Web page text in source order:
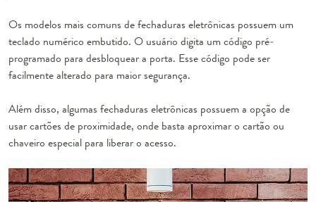
Os modelos mais comuns de fechaduras eletrônicas possuem um
teclado numérico embutido. O usuário digita um código pré-
programado para desbloquear a porta. Esse código pode ser
facilmente alterado para maior segurança.
Além disso, algumas fechaduras eletrônicas possuem a opção de
usar cartões de proximidade, onde basta aproximar o cartão ou
chaveiro especial para liberar o acesso.